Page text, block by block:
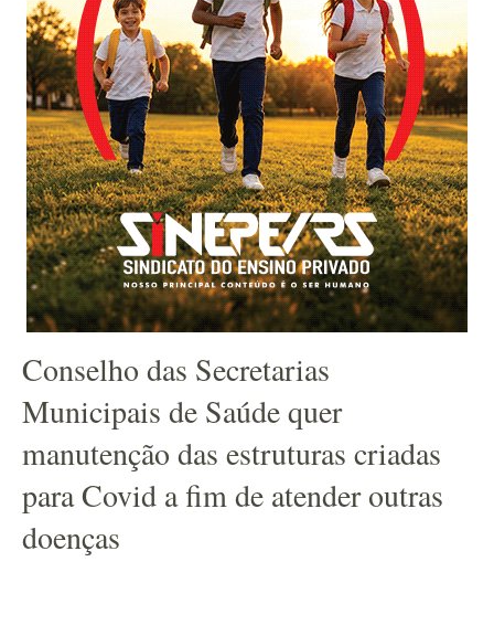
Conselho das Secretarias
Municipais de Saúde quer
manutenção das estruturas criadas
para Covid a fim de atender outras
doenças